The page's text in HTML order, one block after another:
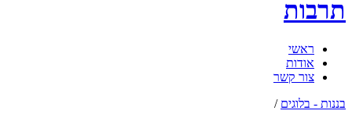
תרבות
ראשי
אודות
צור קשר
בננות - בלוגים /